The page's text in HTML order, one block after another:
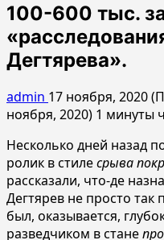
100-600 тыс.
Дегтярева».
admin 17 ноября, 2020
ноября, 2020) 1 минуты
Несколько дней назад
ролик в стилесрыва
рассказали, что-де
Дегтярев не просто
был, оказывается,
разведчиком в стане